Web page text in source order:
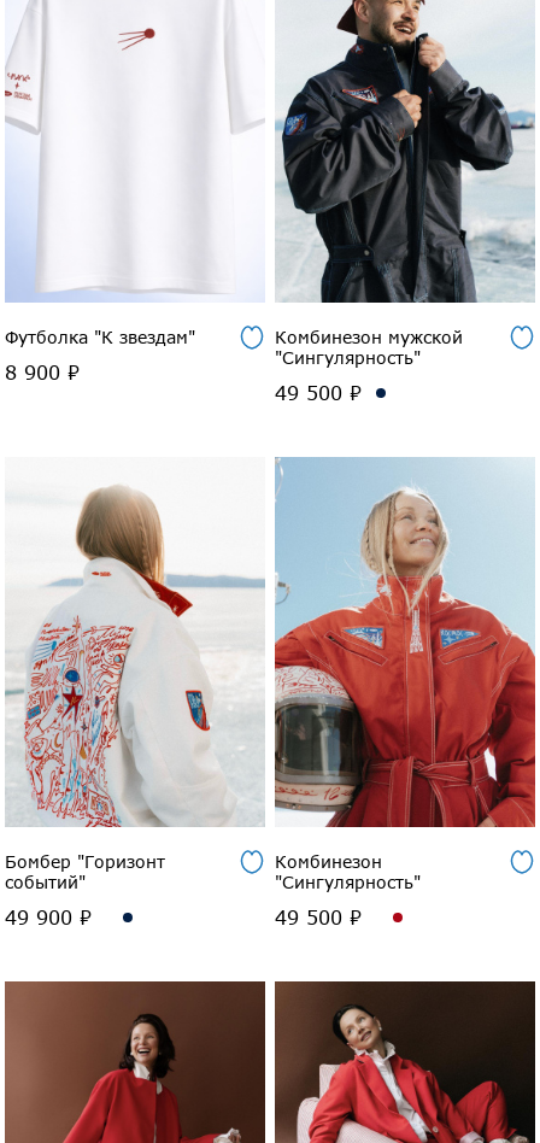
Футболка "К звездам"
8 900 ₽
Комбинезон мужской
"Сингулярность"
49 500 ₽
Бомбер "Горизонт
событий"
49 900 ₽
Комбинезон
"Сингулярность"
49 500 ₽